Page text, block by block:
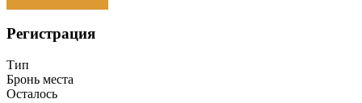
Регистрация
Тип
Бронь места
Осталось